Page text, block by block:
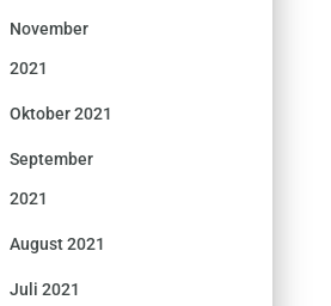
November
2021
Oktober 2021
September
2021
August 2021
Juli 2021